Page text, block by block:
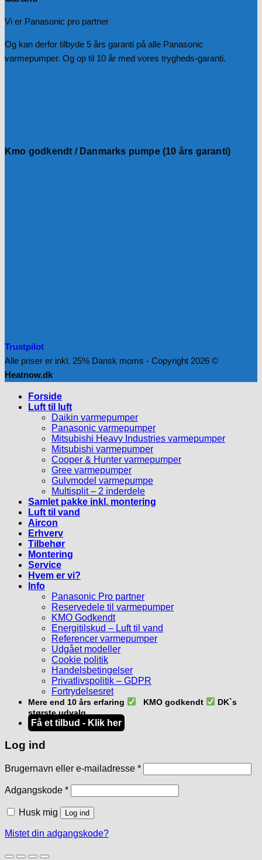
Vi er Panasonic pro partner
Og kan derfor tilbyde 5 års garanti på alle Panasonic
varmepumper. Og op til 10 år med vores trygheds-garanti.
Kmo godkendt / Danmarks pumpe (10 års garanti)
Trustpilot
Alle priser er inkl. 25% Dansk moms - Copyright 2026 ©
Heatnow.dk
Forside
Luft til luft
Daikin varmepumper
Panasonic varmepumper
Mitsubishi Heavy Industries varmepumper
Mitsubishi varmepumper
Cooper & Hunter varmepumper
Gree varmepumper
Gulvmodel varmepumpe
Multisplit – 2 inderdele
Samlet pakke inkl. montering
Luft til vand
Aircon
Erhverv
Tilbehør
Montering
Service
Hvem er vi?
Info
Panasonic Pro partner
Reservedele til varmepumper
KMO Godkendt
Energitilskud – Luft til vand
Referencer varmepumper
Udgået modeller
Cookie politik
Handelsbetingelser
Privatlivspolitik – GDPR
Fortrydelsesret
Mere end 10 års erfaring KMO godkendt
DK`s
største udvalg
Få et tilbud - Klik her
Log ind
Brugernavn eller e-mailadresse *Påkrævet
Adgangskode *Påkrævet
Husk mig Log ind
Mistet din adgangskode?